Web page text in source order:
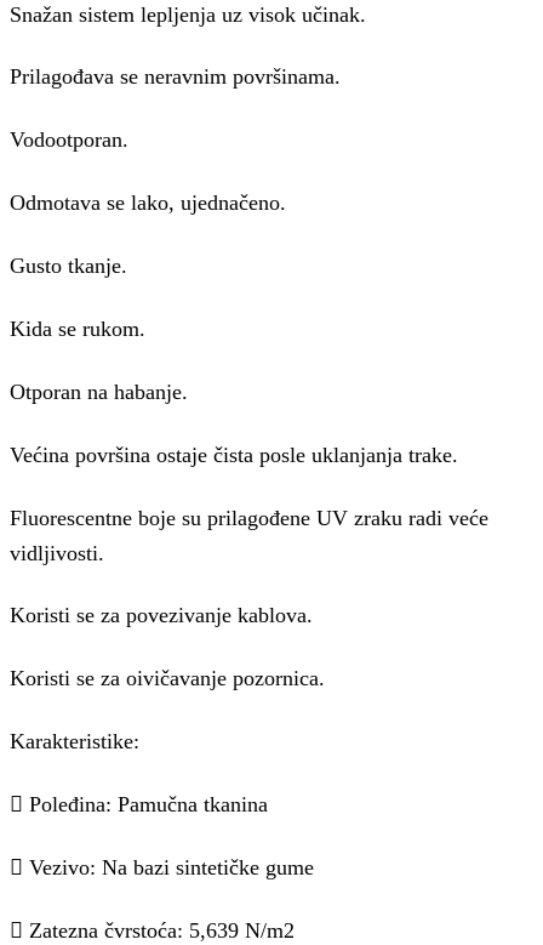
Snažan sistem lepljenja uz visok učinak.
Prilagođava se neravnim površinama.
Vodootporan.
Odmotava se lako, ujednačeno.
Gusto tkanje.
Kida se rukom.
Otporan na habanje.
Većina površina ostaje čista posle uklanjanja trake.
Fluorescentne boje su prilagođene UV zraku radi veće
vidljivosti.
Koristi se za povezivanje kablova.
Koristi se za oivičavanje pozornica.
Karakteristike:
 Poleđina: Pamučna tkanina
 Vezivo: Na bazi sintetičke gume
 Zatezna čvrstoća: 5,639 N/m2